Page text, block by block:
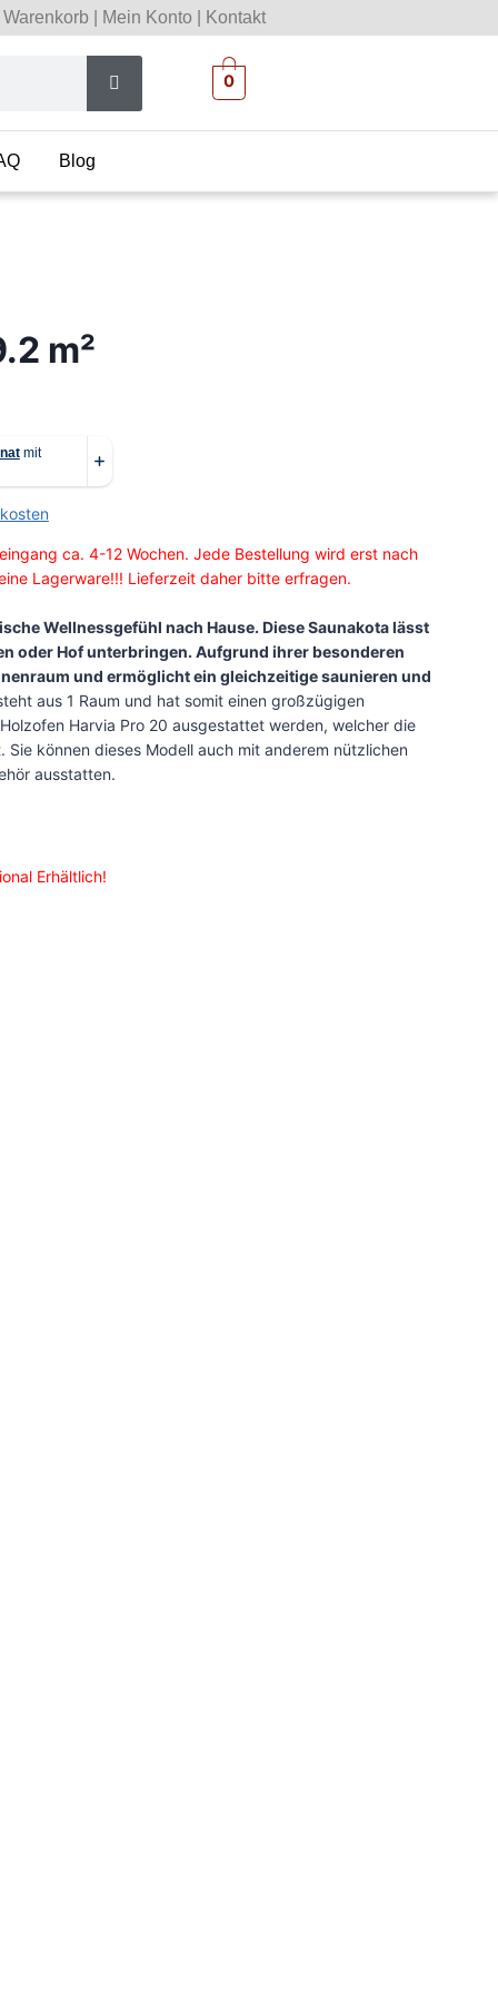
Warenkorb Mein Konto Kontakt
0
Blog
m²
ca. 4-12 Wochen. Jede Bestellung wird erst nach
Lagerware!!! Lieferzeit daher bitte erfragen.
Wellnessgefühl nach Hause. Diese Saunakota lässt
oder Hof unterbringen. Aufgrund ihrer besonderen
und ermöglicht ein gleichzeitige saunieren und
aus 1 Raum und hat somit einen großzügigen
Harvia Pro 20 ausgestattet werden, welcher die
Sie können dieses Modell auch mit anderem nützlichen
ausstatten.
Erhältlich!